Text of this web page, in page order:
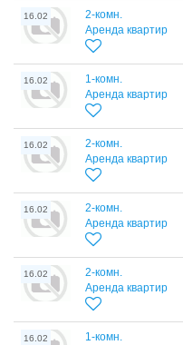
16.02
2-комн.
Аренда квартир
16.02
1-комн.
Аренда квартир
16.02
2-комн.
Аренда квартир
16.02
2-комн.
Аренда квартир
16.02
2-комн.
Аренда квартир
16.02
1-комн.